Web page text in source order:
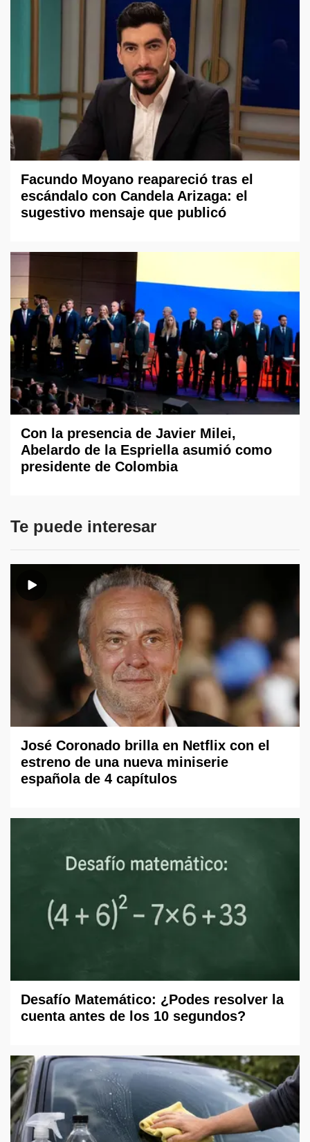
Facundo Moyano reapareció tras el
escándalo con Candela Arizaga: el
sugestivo mensaje que publicó
Con la presencia de Javier Milei,
Abelardo de la Espriella asumió como
presidente de Colombia
Te puede interesar
José Coronado brilla en Netflix con el
estreno de una nueva miniserie
española de 4 capítulos
Desafío Matemático: ¿Podes resolver la
cuenta antes de los 10 segundos?